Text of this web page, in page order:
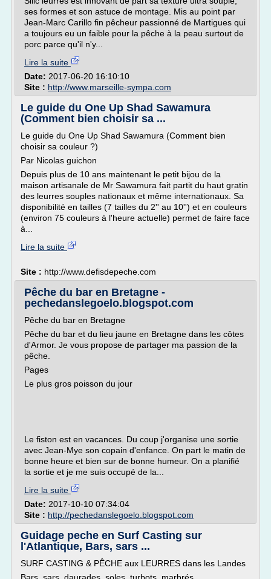
ses formes et son astuce de montage. Mis au point par
Jean-Marc Carillo fin pêcheur passionné de Martigues qui
a toujours eu un faible pour la pêche à la peau surtout de
porc parce qu'il n'y...
Lire la suite
Date: 2017-06-20 16:10:10
Site : http://www.marseille-sympa.com
Le guide du One Up Shad Sawamura
(Comment bien choisir sa ...
Le guide du One Up Shad Sawamura (Comment bien
choisir sa couleur ?)
Par Nicolas guichon
Depuis plus de 10 ans maintenant le petit bijou de la
maison artisanale de Mr Sawamura fait partit du haut gratin
des leurres souples nationaux et même internationaux. Sa
disponibilité en tailles (7 tailles du 2'' au 10'') et en couleurs
(environ 75 couleurs à l'heure actuelle) permet de faire face
à...
Lire la suite
Site : http://www.defisdepeche.com
Pêche du bar en Bretagne -
pechedanslegoelo.blogspot.com
Pêche du bar en Bretagne
Pêche du bar et du lieu jaune en Bretagne dans les côtes
d'Armor. Je vous propose de partager ma passion de la
pêche.
Pages
Le plus gros poisson du jour
Le fiston est en vacances. Du coup j'organise une sortie
avec Jean-Mye son copain d'enfance. On part le matin de
bonne heure et bien sur de bonne humeur. On a planifié
la sortie et je me suis occupé de la...
Lire la suite
Date: 2017-10-10 07:34:04
Site : http://pechedanslegoelo.blogspot.com
Guidage peche en Surf Casting sur
l'Atlantique, Bars, sars ...
SURF CASTING & PÊCHE aux LEURRES dans les Landes